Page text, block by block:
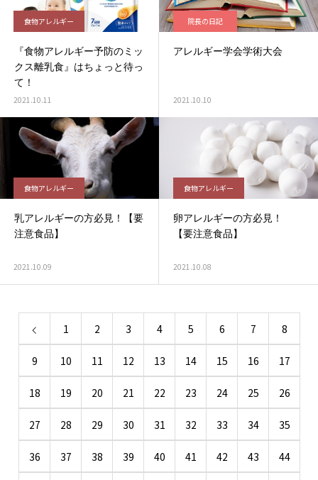
食物アレルギー
『食物アレルギー予防のミッ
クス離乳食』はちょっと待っ
て！
2021.10.11
院長の日記
アレルギー学会学術大会
2021.10.10
食物アレルギー
乳アレルギーの方必見！【要
注意食品】
2021.10.09
食物アレルギー
卵アレルギーの方必見！
【要注意食品】
2021.10.08
1 2 3 4 5 6 7 8
9 10 11 12 13 14 15 16 17
18 19 20 21 22 23 24 25 26
27 28 29 30 31 32 33 34 35
36 37 38 39 40 41 42 43 44